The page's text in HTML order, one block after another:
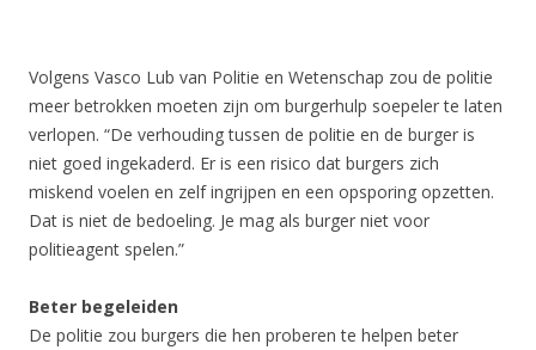
Volgens Vasco Lub van Politie en Wetenschap zou de politie
meer betrokken moeten zijn om burgerhulp soepeler te laten
verlopen. “De verhouding tussen de politie en de burger is
niet goed ingekaderd. Er is een risico dat burgers zich
miskend voelen en zelf ingrijpen en een opsporing opzetten.
Dat is niet de bedoeling. Je mag als burger niet voor
politieagent spelen.”
Beter begeleiden
De politie zou burgers die hen proberen te helpen beter